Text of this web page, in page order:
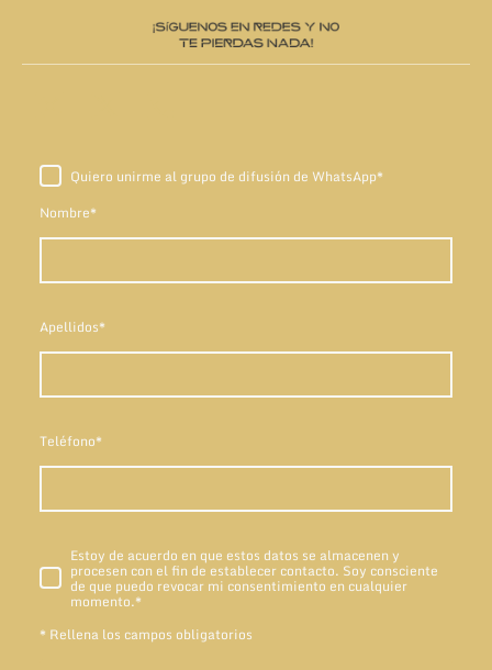
Quiero unirme al grupo de difusión de WhatsApp*
Nombre*
Apellidos*
Teléfono*
Estoy de acuerdo en que estos datos se almacenen y
procesen con el fin de establecer contacto. Soy consciente
de que puedo revocar mi consentimiento en cualquier
momento.*
* Rellena los campos obligatorios